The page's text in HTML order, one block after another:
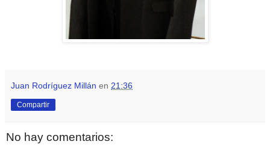
Juan Rodríguez Millán en 21:36
Compartir
No hay comentarios: